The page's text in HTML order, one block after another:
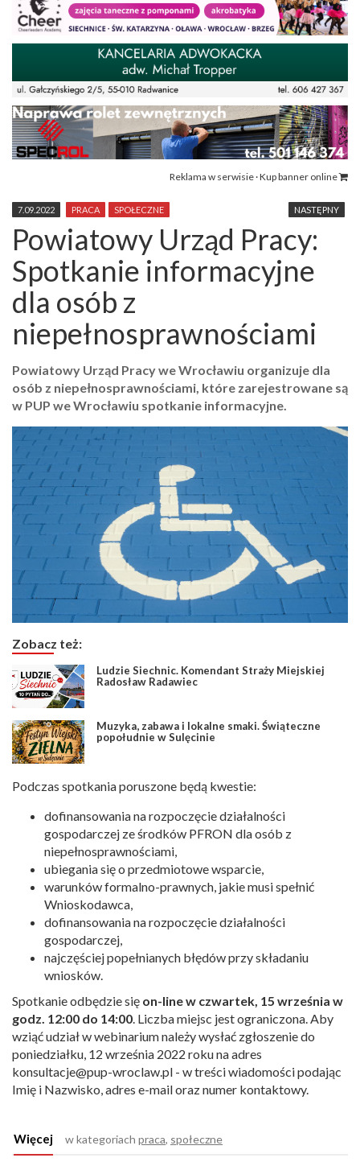
Reklama w serwisie · Kup banner online
NASTĘPNY
7.09.2022 PRACA SPOŁECZNE
Powiatowy Urząd Pracy:
Spotkanie informacyjne
dla osób z
niepełnosprawnościami
Powiatowy Urząd Pracy we Wrocławiu organizuje dla
osób z niepełnosprawnościami, które zarejestrowane są
w PUP we Wrocławiu spotkanie informacyjne.
Zobacz też:
Ludzie Siechnic. Komendant Straży Miejskiej
Radosław Radawiec
Muzyka, zabawa i lokalne smaki. Świąteczne
popołudnie w Sulęcinie
Podczas spotkania poruszone będą kwestie:
dofinansowania na rozpoczęcie działalności
gospodarczej ze środków PFRON dla osób z
niepełnosprawnościami,
ubiegania się o przedmiotowe wsparcie,
warunków formalno-prawnych, jakie musi spełnić
Wnioskodawca,
dofinansowania na rozpoczęcie działalności
gospodarczej,
najczęściej popełnianych błędów przy składaniu
wniosków.
Spotkanie odbędzie się on-line w czwartek, 15 września w
godz. 12:00 do 14:00. Liczba miejsc jest ograniczona. Aby
wziąć udział w webinarium należy wysłać zgłoszenie do
poniedziałku, 12 września 2022 roku na adres
konsultacje@pup-wroclaw.pl - w treści wiadomości podając
Imię i Nazwisko, adres e-mail oraz numer kontaktowy.
Więcej w kategoriach praca, społeczne